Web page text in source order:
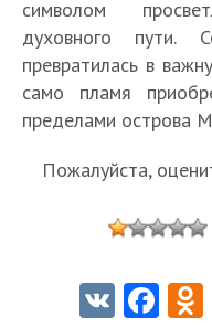
символом
духовного пути.
превратилась в
само пламя
пределами острова
Пожалуйста,
V Fa